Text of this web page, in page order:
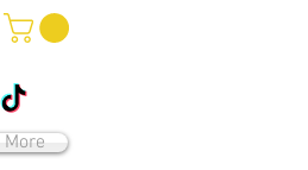
More